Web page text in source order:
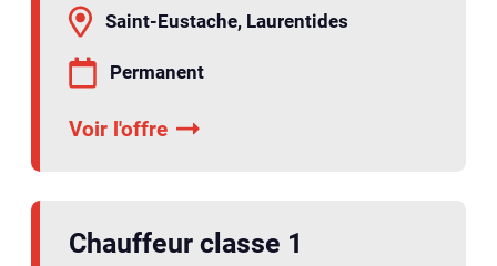
Saint-Eustache, Laurentides
Permanent
Voir l'offre
Chauffeur classe 1